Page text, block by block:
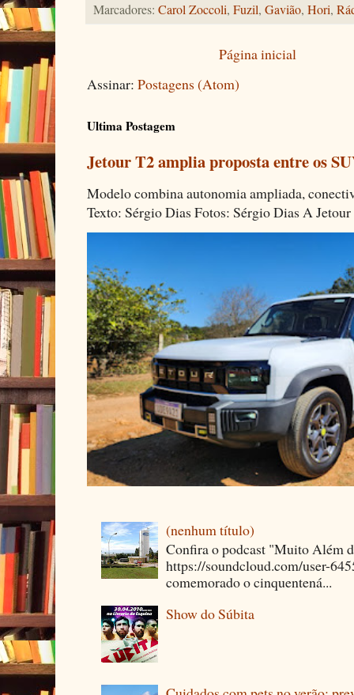
Marcadores: Carol Zoccoli, Fuzil, Gavião, Hori,
Página inicial
Assinar: Postagens (Atom)
Ultima Postagem
Jetour T2 amplia proposta entre os
Modelo combina autonomia ampliada,
Texto: Sérgio Dias Fotos: Sérgio Dias A
(nenhum título)
Confira o podcast "Muito Além
https://soundcloud.com/user-
comemorado o cinquentená...
Show do Súbita